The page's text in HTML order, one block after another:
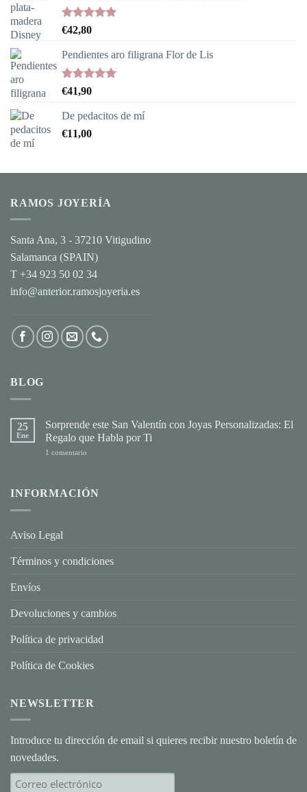
Valorado
de 5
€42,80
Pendientes aro filigrana Flor de Lis
Valorado
de 5
€41,90
De pedacitos de mí
€11,00
RAMOS JOYERÍA
Santa Ana, 3 - 37210 Vitigudino
Salamanca (SPAIN)
T +34 923 50 02 34
info@anterior.ramosjoyeria.es
BLOG
25
Ene
Sorprende este San Valentín con Joyas Personalizadas: El
Regalo que Habla por Ti
1 comentario
Valentín
con
por
Ti
INFORMACIÓN
Aviso Legal
Términos y condiciones
Envíos
Devoluciones y cambios
Política de privacidad
Política de Cookies
NEWSLETTER
Introduce tu dirección de email si quieres recibir nuestro boletín de
novedades.